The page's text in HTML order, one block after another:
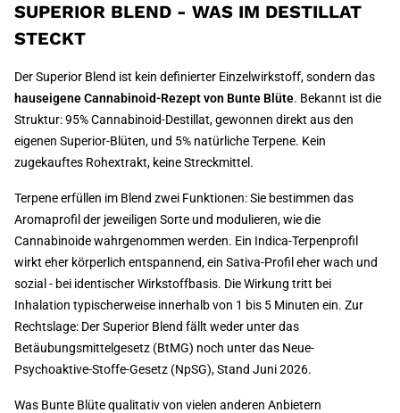
SUPERIOR BLEND - WAS IM DESTILLAT
STECKT
Der Superior Blend ist kein definierter Einzelwirkstoff, sondern das
hauseigene Cannabinoid-Rezept von Bunte Blüte. Bekannt ist die
Struktur: 95% Cannabinoid-Destillat, gewonnen direkt aus den
eigenen Superior-Blüten, und 5% natürliche Terpene. Kein
zugekauftes Rohextrakt, keine Streckmittel.
Terpene erfüllen im Blend zwei Funktionen: Sie bestimmen das
Aromaprofil der jeweiligen Sorte und modulieren, wie die
Cannabinoide wahrgenommen werden. Ein Indica-Terpenprofil
wirkt eher körperlich entspannend, ein Sativa-Profil eher wach und
sozial - bei identischer Wirkstoffbasis. Die Wirkung tritt bei
Inhalation typischerweise innerhalb von 1 bis 5 Minuten ein. Zur
Rechtslage: Der Superior Blend fällt weder unter das
Betäubungsmittelgesetz (BtMG) noch unter das Neue-
Psychoaktive-Stoffe-Gesetz (NpSG), Stand Juni 2026.
Was Bunte Blüte qualitativ von vielen anderen Anbietern